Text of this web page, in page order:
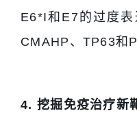
E6*I和E7的过度
CMAHP、TP63和
4. 挖掘免疫治疗新